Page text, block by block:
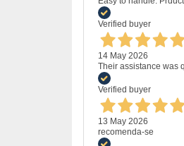
Verified buyer
14 May 2026
Their assistance was
Verified buyer
13 May 2026
recomenda-se